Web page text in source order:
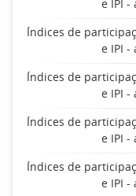
e IPI -
Índices de
e IPI -
Índices de
e IPI -
Índices de
e IPI -
Índices de
e IPI -